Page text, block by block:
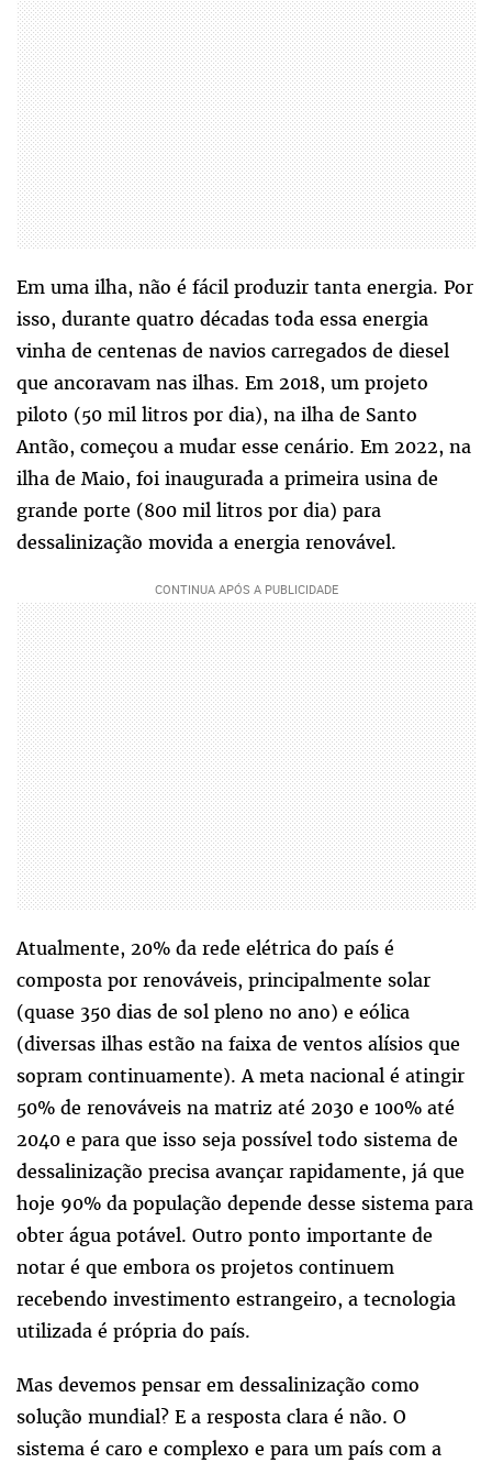
Em uma ilha, não é fácil produzir tanta energia. Por
isso, durante quatro décadas toda essa energia
vinha de centenas de navios carregados de diesel
que ancoravam nas ilhas. Em 2018, um projeto
piloto (50 mil litros por dia), na ilha de Santo
Antão, começou a mudar esse cenário. Em 2022, na
ilha de Maio, foi inaugurada a primeira usina de
grande porte (800 mil litros por dia) para
dessalinização movida a energia renovável.
Atualmente, 20% da rede elétrica do país é
composta por renováveis, principalmente solar
(quase 350 dias de sol pleno no ano) e eólica
(diversas ilhas estão na faixa de ventos alísios que
sopram continuamente). A meta nacional é atingir
50% de renováveis na matriz até 2030 e 100% até
2040 e para que isso seja possível todo sistema de
dessalinização precisa avançar rapidamente, já que
hoje 90% da população depende desse sistema para
obter água potável. Outro ponto importante de
notar é que embora os projetos continuem
recebendo investimento estrangeiro, a tecnologia
utilizada é própria do país.
Mas devemos pensar em dessalinização como
solução mundial? E a resposta clara é não. O
sistema é caro e complexo e para um país com a